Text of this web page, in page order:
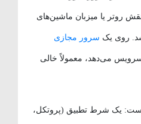
روتر یا میزبان ماشین‌های
روی یک سرور مجازی
می‌دهد، معمولاً خالی
یک شرط تطبیق (پروتکل،